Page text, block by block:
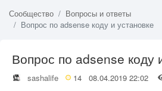
Сообщество
Вопросы и ответы
Вопрос по adsense коду и установке
Вопрос по adsense коду
sashalife 14 08.04.2019 22:02